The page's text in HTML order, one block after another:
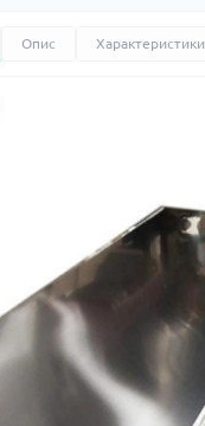
Опис Характеристики